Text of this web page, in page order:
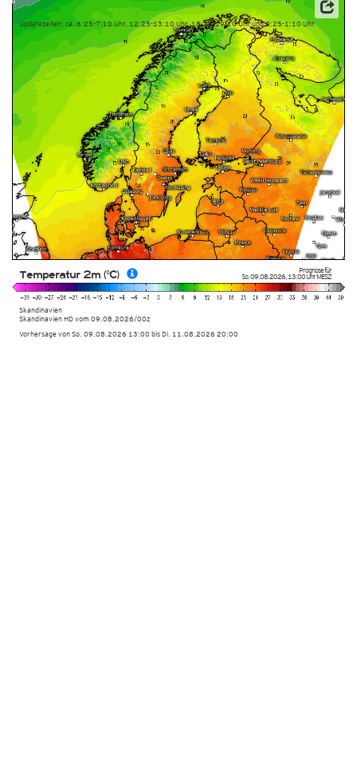
Prognose für
So. 09.08.2026,13:00 UhrMESZ
Skandinavien
Skandinavien HD vom 09.08.2026/00z
Temperatur 2m (°C)
Updatezeiten: ca. 6:25-7:10 Uhr, 12:25-13:10 Uhr, 18:25-19:10 Uhr und 0:25-1:10 Uhr
Vorhersage von So. 09.08.2026 13:00 bis Di. 11.08.2026 20:00
Source: Finnish Meteorological Institute (FMI)